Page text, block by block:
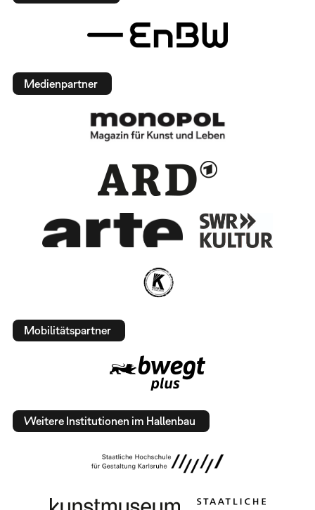
Medienpartner
Mobilitätspartner
Weitere Institutionen im Hallenbau